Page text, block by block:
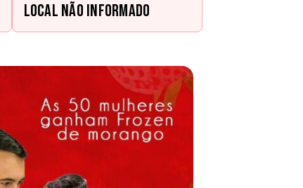
Local não informado